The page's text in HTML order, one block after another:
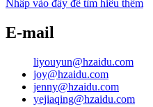
Nhấp vào đây để tìm hiểu thêm
E-mail
liyouyun@hzaidu.com
joy@hzaidu.com
jenny@hzaidu.com
yejiaqing@hzaidu.com